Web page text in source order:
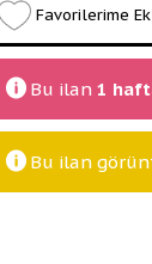
Favorilerime
Bu ilan 1
Bu ilan